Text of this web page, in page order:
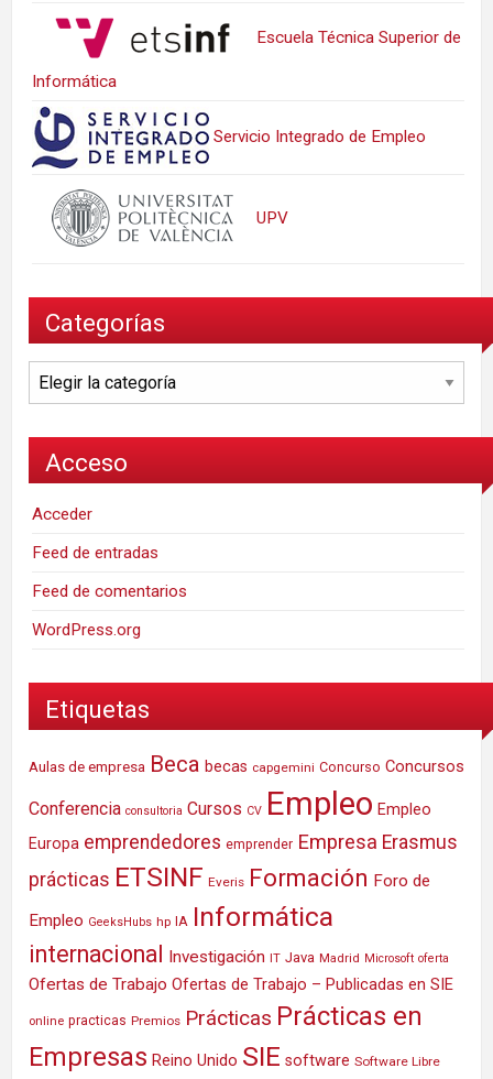
Escuela Técnica Superior de
Informática
Servicio Integrado de Empleo
UPV
Categorías
Categorías
Acceso
Acceder
Feed de entradas
Feed de comentarios
WordPress.org
Etiquetas
Aulas de empresa Beca becas capgemini Concurso Concursos
Conferencia consultoria Cursos CV Empleo Empleo
Europa emprendedores emprender Empresa Erasmus
prácticas ETSINF Everis Formación Foro de
Empleo GeeksHubs hp IA Informática
internacional Investigación IT Java Madrid Microsoft oferta
Ofertas de Trabajo Ofertas de Trabajo – Publicadas en SIE
online practicas Premios Prácticas Prácticas en
Empresas Reino Unido SIE software Software Libre